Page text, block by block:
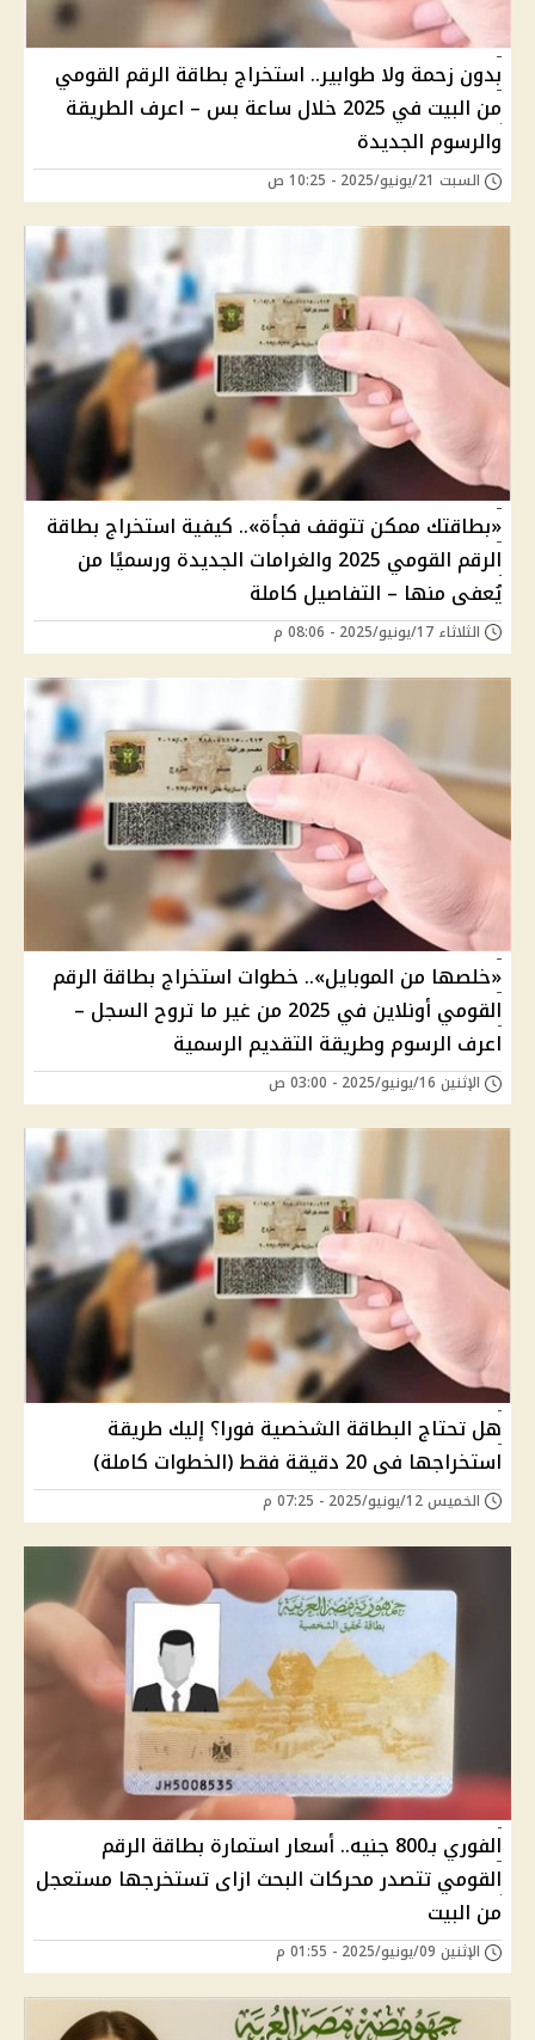
بدون زحمة ولا طوابير.. استخراج بطاقة الرقم القومي
من البيت في 2025 خلال ساعة بس – اعرف الطريقة
والرسوم الجديدة
السبت 21/يونيو/2025 - 10:25 ص
«بطاقتك ممكن تتوقف فجأة».. كيفية استخراج بطاقة
الرقم القومي 2025 والغرامات الجديدة ورسميًا من
يُعفى منها – التفاصيل كاملة
الثلاثاء 17/يونيو/2025 - 08:06 م
«خلصها من الموبايل».. خطوات استخراج بطاقة الرقم
القومي أونلاين في 2025 من غير ما تروح السجل –
اعرف الرسوم وطريقة التقديم الرسمية
الإثنين 16/يونيو/2025 - 03:00 ص
هل تحتاج البطاقة الشخصية فورا؟ إليك طريقة
استخراجها فى 20 دقيقة فقط (الخطوات كاملة)
الخميس 12/يونيو/2025 - 07:25 م
الفوري بـ800 جنيه.. أسعار استمارة بطاقة الرقم
القومي تتصدر محركات البحث ازاى تستخرجها مستعجل
من البيت
الإثنين 09/يونيو/2025 - 01:55 م